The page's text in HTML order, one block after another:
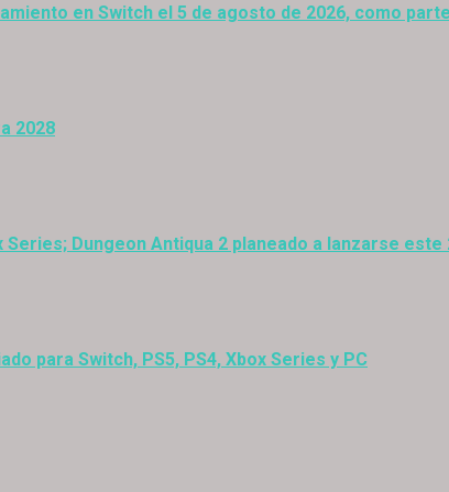
en Switch el 5 de agosto de 2026, como
2028
Dungeon Antiqua 2 planeado a lanzarse
para Switch, PS5, PS4, Xbox Series y PC